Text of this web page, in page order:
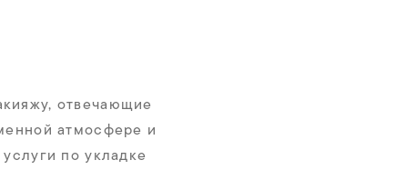
отвечающие
атмосфере и
по укладке